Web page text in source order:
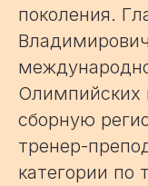
поколения.
Олимпийских
сборную
тренер-
категории по